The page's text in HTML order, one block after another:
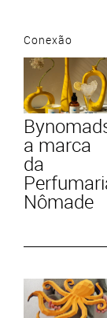
Conexão
a marca
da
Nômade